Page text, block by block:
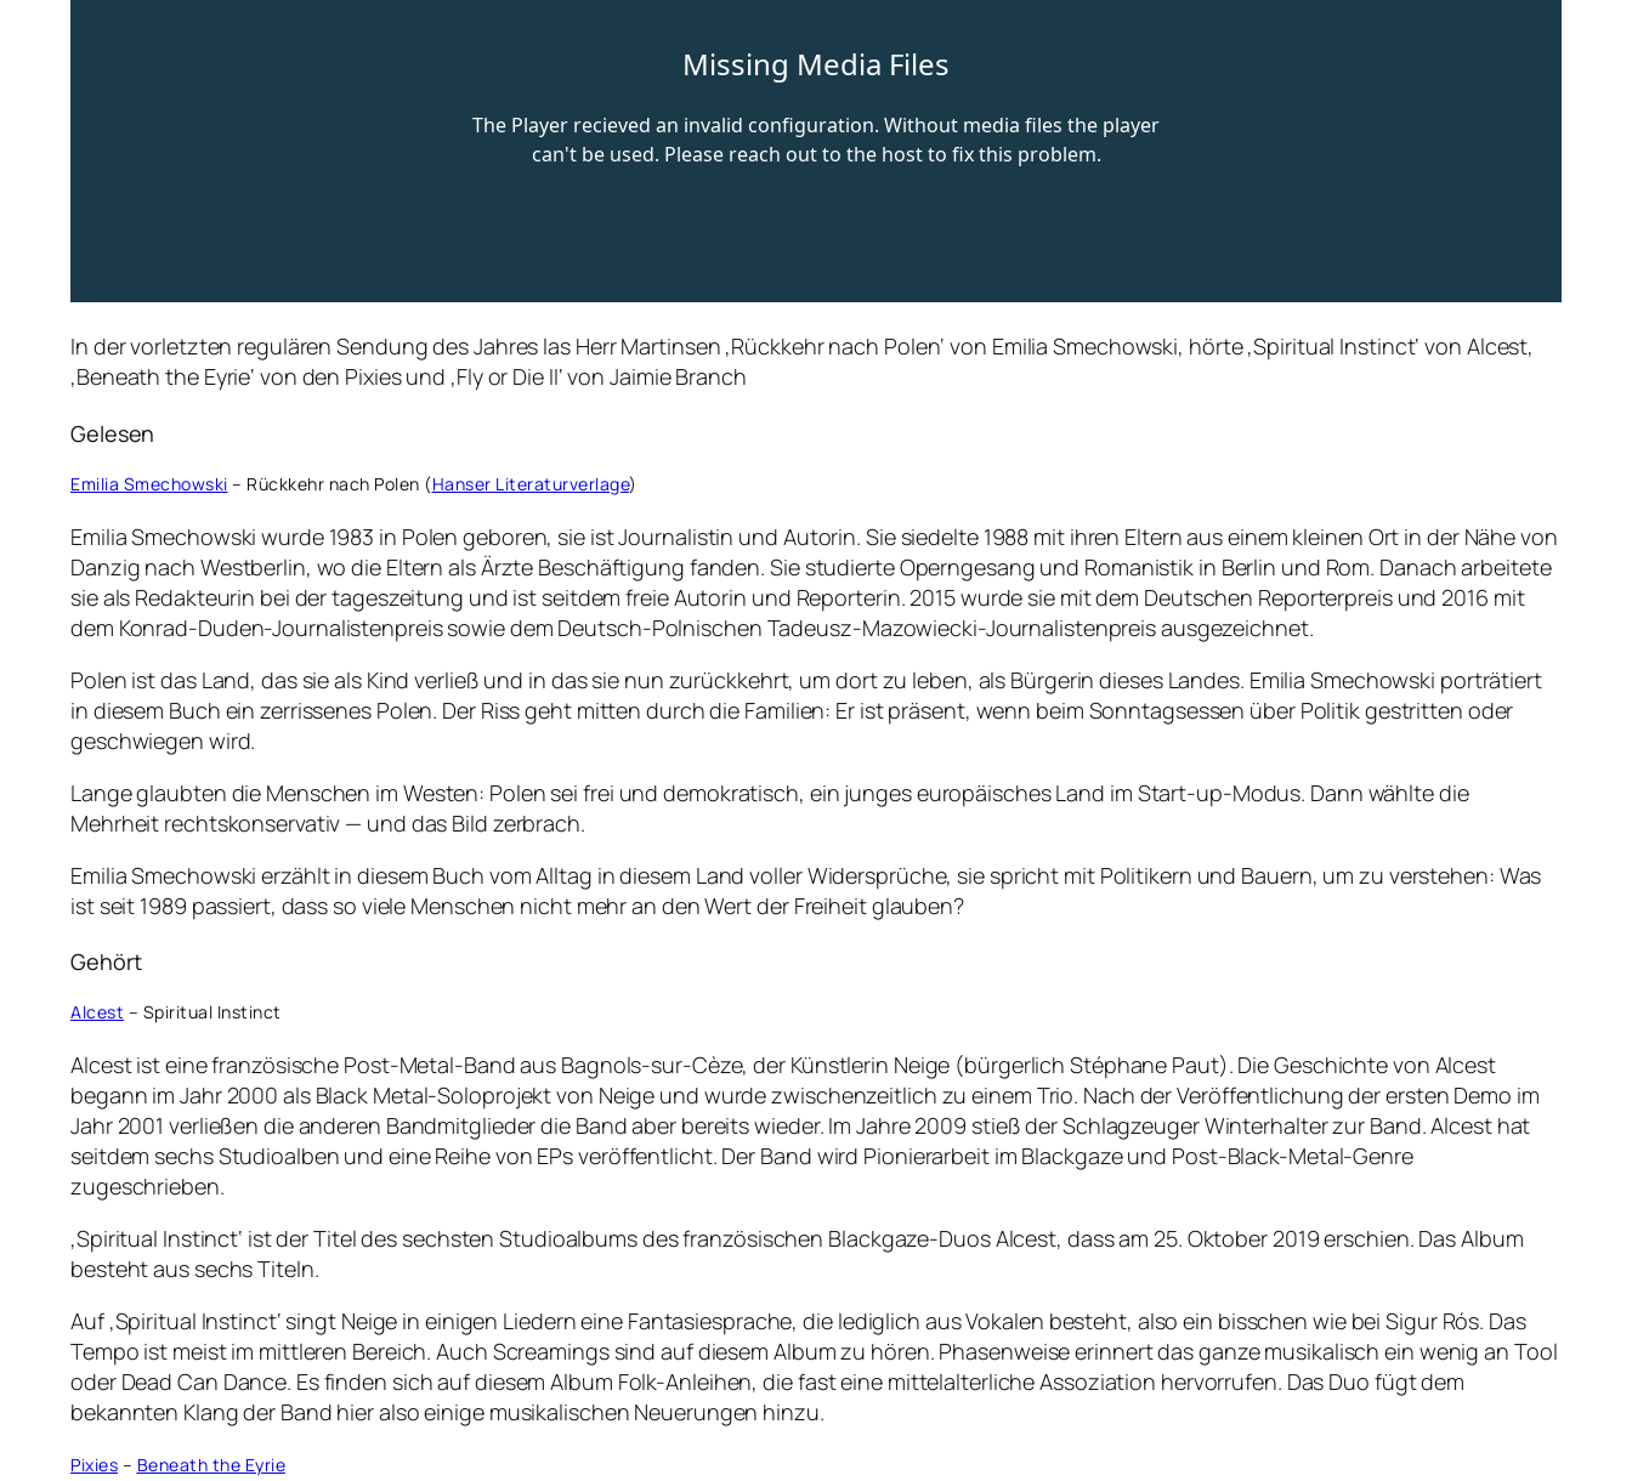
In der vorletzten regulären Sendung des Jahres las Herr Martinsen ‚Rückkehr nach Polen‘ von Emilia Smechowski, hörte ‚Spiritual Instinct‘ von Alcest,
‚Beneath the Eyrie‘ von den Pixies und ‚Fly or Die II‘ von Jaimie Branch
Gelesen
Emilia Smechowski – Rückkehr nach Polen (Hanser Literaturverlage)
Emilia Smechowski wurde 1983 in Polen geboren, sie ist Journalistin und Autorin. Sie siedelte 1988 mit ihren Eltern aus einem kleinen Ort in der Nähe von
Danzig nach Westberlin, wo die Eltern als Ärzte Beschäftigung fanden. Sie studierte Operngesang und Romanistik in Berlin und Rom. Danach arbeitete
sie als Redakteurin bei der tageszeitung und ist seitdem freie Autorin und Reporterin. 2015 wurde sie mit dem Deutschen Reporterpreis und 2016 mit
dem Konrad-Duden-Journalistenpreis sowie dem Deutsch-Polnischen Tadeusz-Mazowiecki-Journalistenpreis ausgezeichnet.
Polen ist das Land, das sie als Kind verließ und in das sie nun zurückkehrt, um dort zu leben, als Bürgerin dieses Landes. Emilia Smechowski porträtiert
in diesem Buch ein zerrissenes Polen. Der Riss geht mitten durch die Familien: Er ist präsent, wenn beim Sonntagsessen über Politik gestritten oder
geschwiegen wird.
Lange glaubten die Menschen im Westen: Polen sei frei und demokratisch, ein junges europäisches Land im Start-up-Modus. Dann wählte die
Mehrheit rechtskonservativ — und das Bild zerbrach.
Emilia Smechowski erzählt in diesem Buch vom Alltag in diesem Land voller Widersprüche, sie spricht mit Politikern und Bauern, um zu verstehen: Was
ist seit 1989 passiert, dass so viele Menschen nicht mehr an den Wert der Freiheit glauben?
Gehört
Alcest – Spiritual Instinct
Alcest ist eine französische Post-Metal-Band aus Bagnols-sur-Cèze, der Künstlerin Neige (bürgerlich Stéphane Paut). Die Geschichte von Alcest
begann im Jahr 2000 als Black Metal-Soloprojekt von Neige und wurde zwischenzeitlich zu einem Trio. Nach der Veröffentlichung der ersten Demo im
Jahr 2001 verließen die anderen Bandmitglieder die Band aber bereits wieder. Im Jahre 2009 stieß der Schlagzeuger Winterhalter zur Band. Alcest hat
seitdem sechs Studioalben und eine Reihe von EPs veröffentlicht. Der Band wird Pionierarbeit im Blackgaze und Post-Black-Metal-Genre
zugeschrieben.
‚Spiritual Instinct‘ ist der Titel des sechsten Studioalbums des französischen Blackgaze-Duos Alcest, dass am 25. Oktober 2019 erschien. Das Album
besteht aus sechs Titeln.
Auf ‚Spiritual Instinct‘ singt Neige in einigen Liedern eine Fantasiesprache, die lediglich aus Vokalen besteht, also ein bisschen wie bei Sigur Rós. Das
Tempo ist meist im mittleren Bereich. Auch Screamings sind auf diesem Album zu hören. Phasenweise erinnert das ganze musikalisch ein wenig an Tool
oder Dead Can Dance. Es finden sich auf diesem Album Folk-Anleihen, die fast eine mittelalterliche Assoziation hervorrufen. Das Duo fügt dem
bekannten Klang der Band hier also einige musikalischen Neuerungen hinzu.
Pixies – Beneath the Eyrie